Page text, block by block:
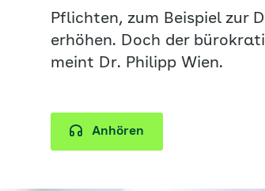
Pflichten, zum Beispiel zur
erhöhen. Doch der
meint Dr. Philipp Wien.
Anhören